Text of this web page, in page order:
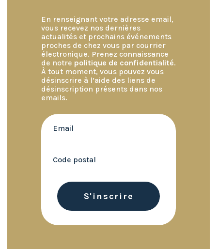
En renseignant votre adresse email,
vous recevez nos dernières
actualités et prochains événements
proches de chez vous par courrier
électronique. Prenez connaissance
de notre politique de confidentialité.
À tout moment, vous pouvez vous
désinscrire à l’aide des liens de
désinscription présents dans nos
emails.